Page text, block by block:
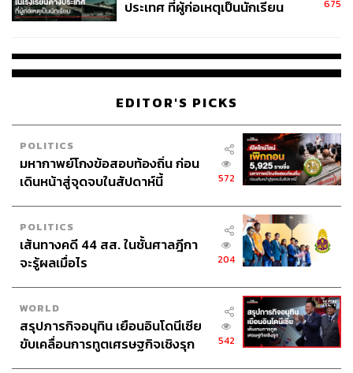
ช่องว่างระหว่างวัยเด็กกับผู้ใหญ่ ที่ระบบสุขภาพยัง
รศ.พญ.ธารินี ตั้งเจริญ หัวหน้าศูนย์ ACHD ระบุว่า ผู้ป่วย
จำนวนมากหลุดจากระบบการรักษาเมื่อเข้าสู่วัยผู้ใหญ่ ไม่ใช่
เพราะไม่ต้องการรักษา แต่เพราะระบบสุขภาพไม่ได้ออกแบบ
มารองรับ
หลายคนย้ายถิ่นฐาน เปลี่ยนสิทธิการรักษา หรือไม่พบแพทย์ที่
ประเทศ ที่ผู้ก่อเหตุเป็นนักเรียน
675
EDITOR'S PICKS
POLITICS
มหากาพย์โกงข้อสอบท้องถิ่น ก่อน
เดินหน้าสู่จุดจบในสัปดาห์นี้
572
POLITICS
เส้นทางคดี 44 สส. ในชั้นศาลฎีกา
จะรู้ผลเมื่อไร
204
WORLD
สรุปภารกิจอนุทิน เยือนอินโดนีเซีย
ขับเคลื่อนการทูตเศรษฐกิจเชิงรุก
542